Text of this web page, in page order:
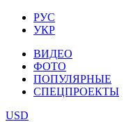
РУС
УКР
ВИДЕО
ФОТО
ПОПУЛЯРНЫЕ
СПЕЦПРОЕКТЫ
USD